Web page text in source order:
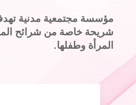
مؤسسة مجتمعية مدنية
شريحة خاصة من شرائح
المرأة وطفلها.